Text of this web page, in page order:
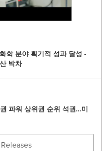
학 분야 획기적 성과 달성 -
박차
파워 상위권 순위 석권…미